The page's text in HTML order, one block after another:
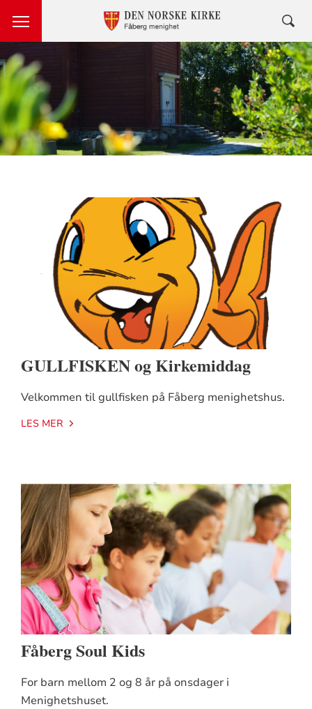
GULLFISKEN og Kirkemiddag
Velkommen til gullfisken på Fåberg menighetshus.
LES MER
Fåberg Soul Kids
For barn mellom 2 og 8 år på onsdager i
Menighetshuset.